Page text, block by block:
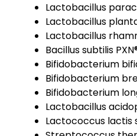
Lactobacillus
Lactobacillus
Lactobacillus
Bacillus subtilis
Bifidobacterium
Bifidobacterium
Bifidobacterium
Lactobacillus
Lactococcus lactis